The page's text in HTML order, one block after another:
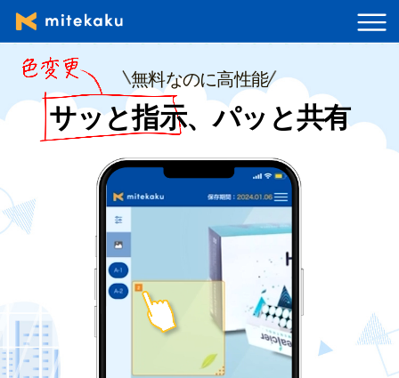
無料なのに高性能
サッと指示、パッと共有